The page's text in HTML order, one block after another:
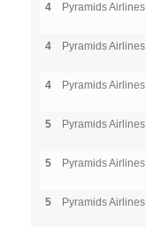
4 Pyramids Airlines
4 Pyramids Airlines
4 Pyramids Airlines
5 Pyramids Airlines
5 Pyramids Airlines
5 Pyramids Airlines